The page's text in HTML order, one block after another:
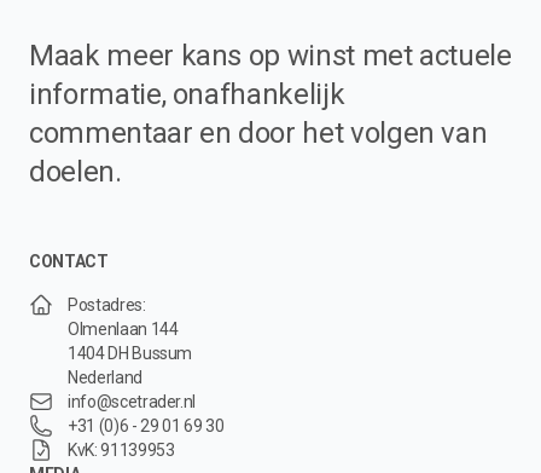
Maak meer kans op winst met actuele
informatie, onafhankelijk
commentaar en door het volgen van
doelen.
CONTACT
Postadres:
Olmenlaan 144
1404 DH Bussum
Nederland
info@scetrader.nl
+31 (0)6 - 29 01 69 30
KvK: 91139953